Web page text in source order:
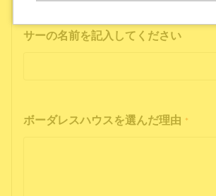
サーの名前を記入してください
ボーダレスハウスを選んだ理由 *